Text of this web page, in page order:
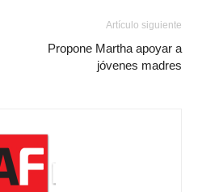
Artículo siguiente
Propone Martha apoyar a
jóvenes madres